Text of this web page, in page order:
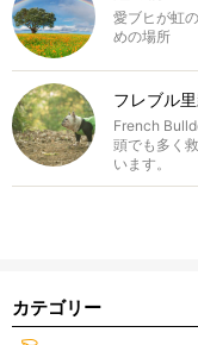
愛ブヒが虹
めの場所
フレブル
French
頭でも多く
います。
カテゴリー